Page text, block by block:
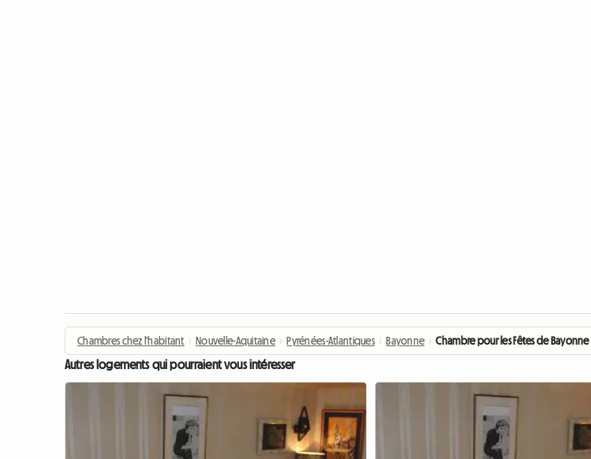
Chambres chez l'habitant › Nouvelle-Aquitaine › Pyrénées-Atlantiques › Bayonne › Chambre pour les Fêtes de Bayonne
Autres logements qui pourraient vous intéresser